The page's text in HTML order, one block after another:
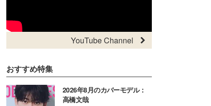
YouTube Channel
おすすめ特集
2026年8月のカバーモデル：
高橋文哉